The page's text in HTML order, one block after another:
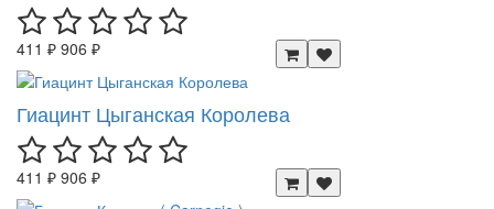
411 ₽ 906 ₽
Гиацинт Цыганская Королева
411 ₽ 906 ₽